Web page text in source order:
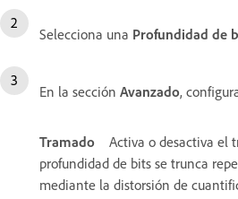
Selecciona una Profundidad de
En la sección Avanzado,
Tramado
Activa o desactiva el
profundidad de bits se trunca
mediante la distorsión de